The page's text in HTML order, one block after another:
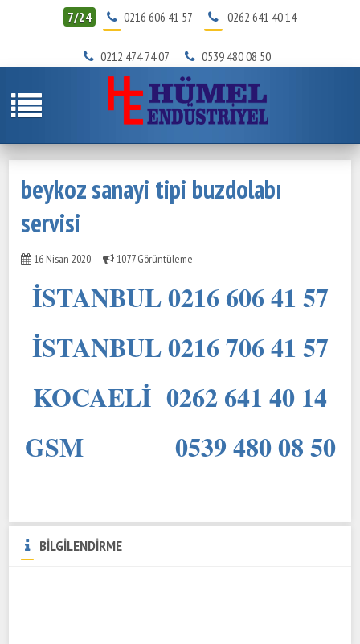
7/24 0216 606 41 57 0262 641 40 14
0212 474 74 07 0539 480 08 50
beykoz sanayi tipi buzdolabı
servisi
16 Nisan 2020 1077 Görüntüleme
İSTANBUL 0216 606 41 57
İSTANBUL 0216 706 41 57
KOCAELİ 0262 641 40 14
GSM 0539 480 08 50
BİLGİLENDİRME